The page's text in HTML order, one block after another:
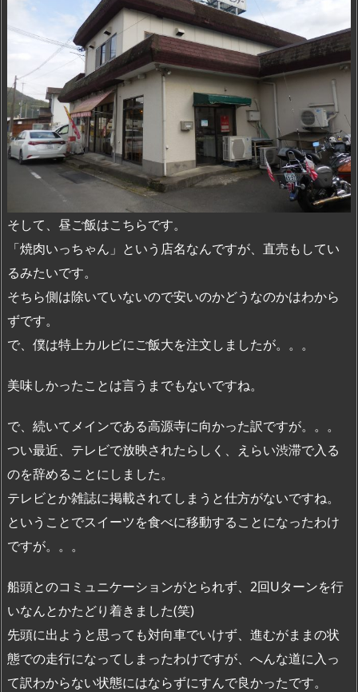
そして、昼ご飯はこちらです。
「焼肉いっちゃん」という店名なんですが、直売もしてい
るみたいです。
そちら側は除いていないので安いのかどうなのかはわから
ずです。
で、僕は特上カルビにご飯大を注文しましたが。。。
美味しかったことは言うまでもないですね。
で、続いてメインである高源寺に向かった訳ですが。。。
つい最近、テレビで放映されたらしく、えらい渋滞で入る
のを辞めることにしました。
テレビとか雑誌に掲載されてしまうと仕方がないですね。
ということでスイーツを食べに移動することになったわけ
ですが。。。
船頭とのコミュニケーションがとられず、2回Uターンを行
いなんとかたどり着きました(笑)
先頭に出ようと思っても対向車でいけず、進むがままの状
態での走行になってしまったわけですが、へんな道に入っ
て訳わからない状態にはならずにすんで良かったです。